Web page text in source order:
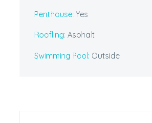
Penthouse: Yes
Roofling: Asphalt
Swimming Pool: Outside